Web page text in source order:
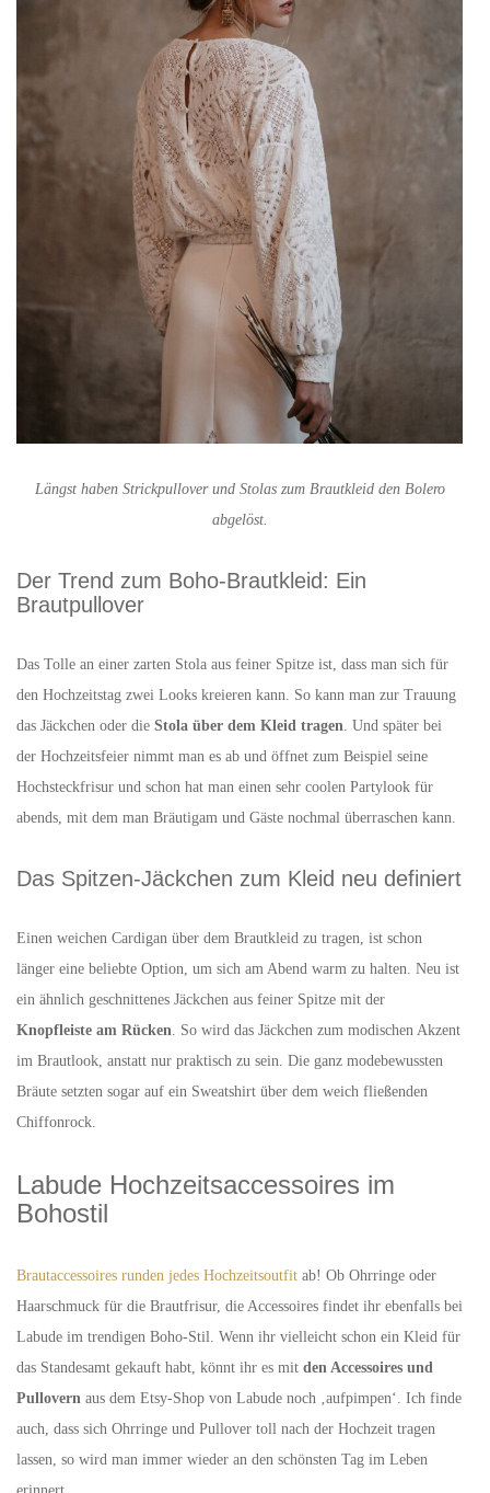
Längst haben Strickpullover und Stolas zum Brautkleid den Bolero
abgelöst.
Der Trend zum Boho-Brautkleid: Ein
Brautpullover
Das Tolle an einer zarten Stola aus feiner Spitze ist, dass man sich für
den Hochzeitstag zwei Looks kreieren kann. So kann man zur Trauung
das Jäckchen oder die Stola über dem Kleid tragen . Und später bei
der Hochzeitsfeier nimmt man es ab und öffnet zum Beispiel seine
Hochsteckfrisur und schon hat man einen sehr coolen Partylook für
abends, mit dem man Bräutigam und Gäste nochmal überraschen kann.
Das Spitzen-Jäckchen zum Kleid neu definiert
Einen weichen Cardigan über dem Brautkleid zu tragen, ist schon
länger eine beliebte Option, um sich am Abend warm zu halten. Neu ist
ein ähnlich geschnittenes Jäckchen aus feiner Spitze mit der
Knopfleiste am Rücken . So wird das Jäckchen zum modischen Akzent
im Brautlook, anstatt nur praktisch zu sein. Die ganz modebewussten
Bräute setzten sogar auf ein Sweatshirt über dem weich fließenden
Chiffonrock.
Labude Hochzeitsaccessoires im
Bohostil
Brautaccessoires runden jedes Hochzeitsoutfit ab! Ob Ohrringe oder
Haarschmuck für die Brautfrisur, die Accessoires findet ihr ebenfalls bei
Labude im trendigen Boho-Stil. Wenn ihr vielleicht schon ein Kleid für
das Standesamt gekauft habt, könnt ihr es mit den Accessoires und
Pullovern aus dem Etsy-Shop von Labude noch ‚aufpimpen‘. Ich finde
auch, dass sich Ohrringe und Pullover toll nach der Hochzeit tragen
lassen, so wird man immer wieder an den schönsten Tag im Leben